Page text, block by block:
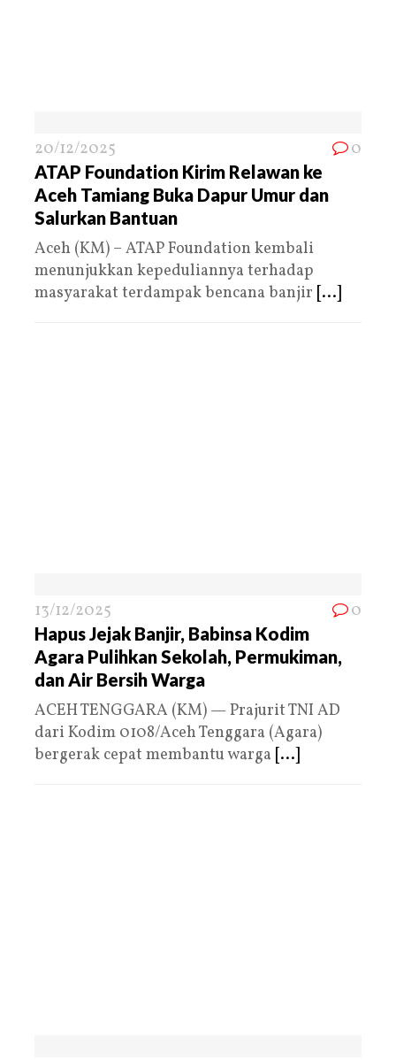
20/12/2025 0
ATAP Foundation Kirim Relawan ke
Aceh Tamiang Buka Dapur Umur dan
Salurkan Bantuan
Aceh (KM) – ATAP Foundation kembali
menunjukkan kepeduliannya terhadap
masyarakat terdampak bencana banjir [...]
13/12/2025 0
Hapus Jejak Banjir, Babinsa Kodim
Agara Pulihkan Sekolah, Permukiman,
dan Air Bersih Warga
ACEH TENGGARA (KM) — Prajurit TNI AD
dari Kodim 0108/Aceh Tenggara (Agara)
bergerak cepat membantu warga [...]